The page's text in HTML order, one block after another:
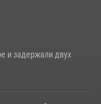
и задержали двух